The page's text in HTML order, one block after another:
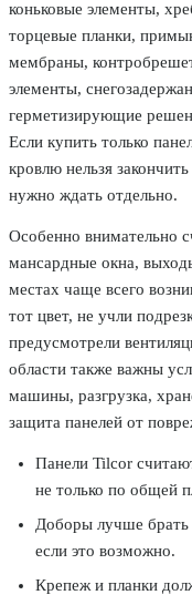
коньковые элементы,
торцевые планки,
мембраны,
элементы,
герметизирующие
Если купить только
кровлю нельзя
нужно ждать отдельно.
Особенно внимательно
мансардные окна,
местах чаще всего
тот цвет, не учли
предусмотрели
области также важны
машины, разгрузка,
защита панелей от
Панели Tilcor
не только по общей
Доборы лучше брать
если это возможно.
Крепеж и планки